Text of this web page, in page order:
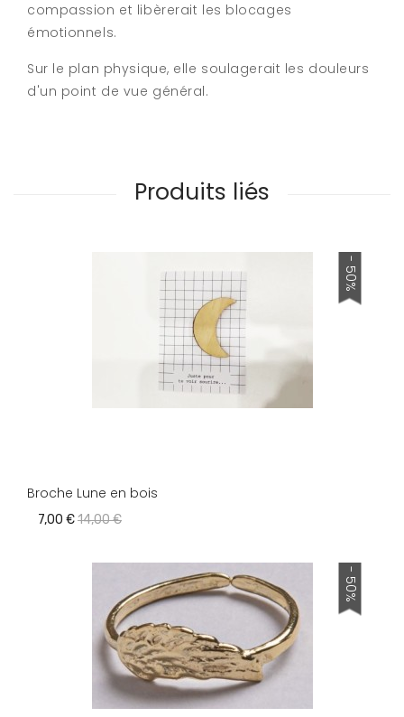
compassion et libèrerait les blocages
émotionnels.
Sur le plan physique, elle soulagerait les douleurs
d'un point de vue général.
Produits liés
- 50%
Broche Lune en bois
7,00 €14,00 €
- 50%